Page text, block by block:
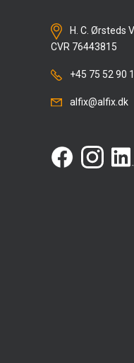
H. C. Ørsteds
CVR 76443815
+45 75 52 90
alfix@alfix.dk